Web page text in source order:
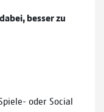
besser zu
oder Social